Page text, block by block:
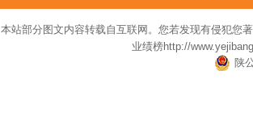
本站部分图文内容转载自互联网。您若发现有侵犯您
业绩榜http://
陕